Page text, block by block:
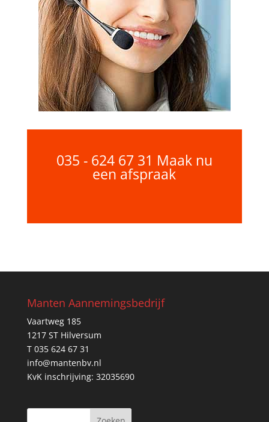
035 - 624 67 31 Maak nu
een afspraak
Manten Aannemingsbedrijf
Vaartweg 185
1217 ST Hilversum
T 035 624 67 31
info@mantenbv.nl
KvK inschrijving: 32035690